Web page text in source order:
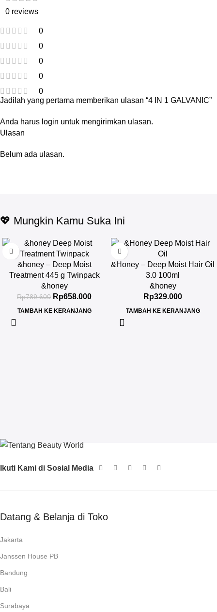
0 reviews
0
0
0
0
0
Ulasan
Belum ada ulasan.
Jadilah yang pertama memberikan ulasan “4 IN 1 GALVANIC”
Anda harus login untuk mengirimkan ulasan.
💖 Mungkin Kamu Suka Ini
&honey – Deep Moist
Treatment 445 g Twinpack
&honey
Rp789.600 Rp658.000
TAMBAH KE KERANJANG
&Honey – Deep Moist Hair Oil
3.0 100ml
&honey
Rp329.000
TAMBAH KE KERANJANG
Ikuti Kami di Sosial Media
Datang & Belanja di Toko
Jakarta
Janssen House PB
Bandung
Bali
Surabaya